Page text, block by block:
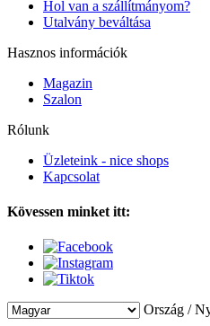
Hol van a szállítmányom?
Utalvány beváltása
Hasznos információk
Magazin
Szalon
Rólunk
Üzleteink - nice shops
Kapcsolat
Kövessen minket itt:
Ország /